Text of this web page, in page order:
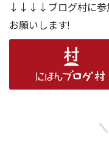
↓↓↓↓ブログ村に参
お願いします!